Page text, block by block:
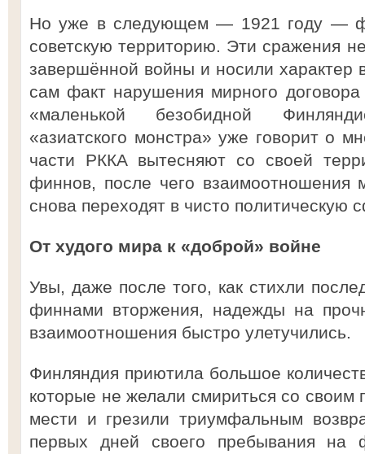
Но уже в следующем — 1921 году —
советскую территорию. Эти сражения
завершённой войны и носили характер
сам факт нарушения мирного
«маленькой безобидной
«азиатского монстра» уже говорит о
части РККА вытесняют со своей
финнов, после чего
снова переходят в чисто политическую
От худого мира к «доброй» войне
Увы, даже после того, как стихли
финнами вторжения, надежды на
взаимоотношения быстро улетучились.
Финляндия приютила большое
которые не желали смириться со
мести и грезили триумфальным
первых дней своего пребывания на